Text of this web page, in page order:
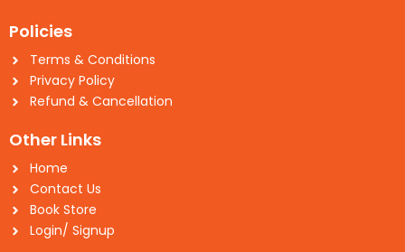
Policies
Terms & Conditions
Privacy Policy
Refund & Cancellation
Other Links
Home
Contact Us
Book Store
Login/ Signup